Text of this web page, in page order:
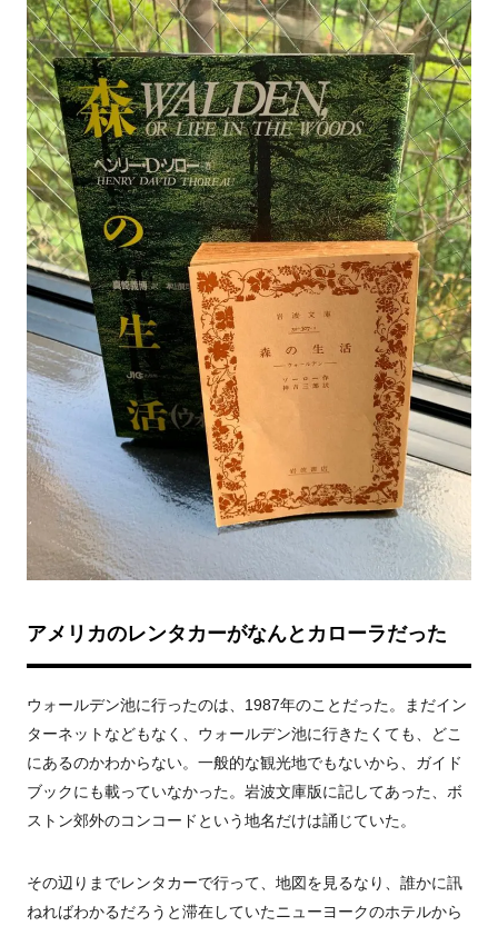
アメリカのレンタカーがなんとカローラだった
ウォールデン池に行ったのは、1987年のことだった。まだイン
ターネットなどもなく、ウォールデン池に行きたくても、どこ
にあるのかわからない。一般的な観光地でもないから、ガイド
ブックにも載っていなかった。岩波文庫版に記してあった、ボ
ストン郊外のコンコードという地名だけは誦じていた。
その辺りまでレンタカーで行って、地図を見るなり、誰かに訊
ねればわかるだろうと滞在していたニューヨークのホテルから